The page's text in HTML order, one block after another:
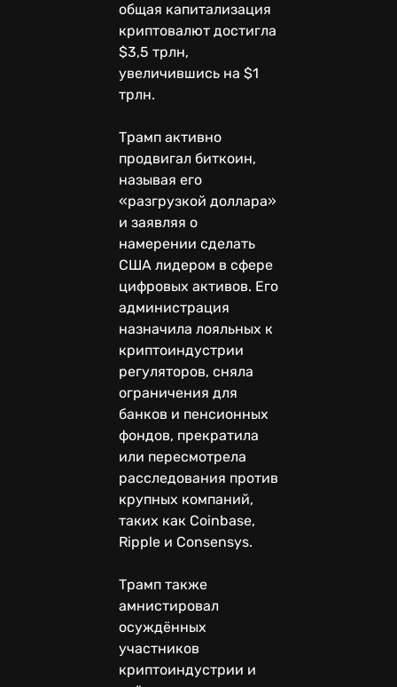
общая капитализация
криптовалют достигла
$3,5 трлн,
увеличившись на $1
трлн.
Трамп активно
продвигал биткоин,
называя его
«разгрузкой доллара»
и заявляя о
намерении сделать
США лидером в сфере
цифровых активов. Его
администрация
назначила лояльных к
криптоиндустрии
регуляторов, сняла
ограничения для
банков и пенсионных
фондов, прекратила
или пересмотрела
расследования против
крупных компаний,
таких как Coinbase,
Ripple и Consensys.
Трамп также
амнистировал
осуждённых
участников
криптоиндустрии и